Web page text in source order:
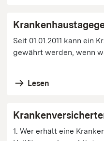
Seit 01.01.2011 kann ein
gewährt werden, wenn
Lesen
1. Wer erhält eine